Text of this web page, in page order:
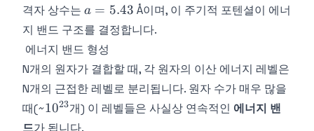
격자 상수는 a =
5.43
a = 5.43 Å이며, 이 주기적 포텐셜이 에너
지 밴드 구조를 결정합니다.
에너지 밴드 형성
N개의 원자가 결합할 때, 각 원자의 이산 에너지 레벨은
N개의 근접한 레벨로 분리됩니다. 원자 수가 매우 많을
때(~10^{23}
1023개) 이 레벨들은 사실상 연속적인 에너지 밴